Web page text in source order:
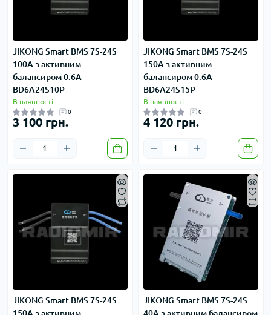
JIKONG Smart BMS 7S-24S
100A з активним
балансиром 0.6A
BD6A24S10P
В наявності
0
3 100 грн.
JIKONG Smart BMS 7S-24S
150A з активним
балансиром 0.6A
BD6A24S15P
В наявності
0
4 120 грн.
JIKONG Smart BMS 7S-24S
JIKONG Smart BMS 7S-24S